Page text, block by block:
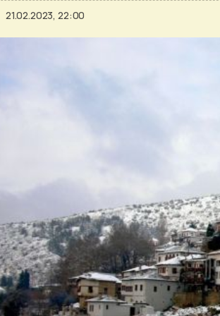
21.02.2023, 22:00